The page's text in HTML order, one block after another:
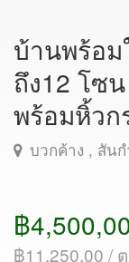
บ้านพร้อ
ถึง12 โซ
พร้อมหิ้วก
บวกค้าง , สัน
฿
฿11,250.00 /